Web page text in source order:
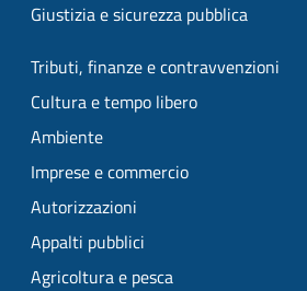
Giustizia e sicurezza pubblica
Tributi, finanze e contravvenzioni
Cultura e tempo libero
Ambiente
Imprese e commercio
Autorizzazioni
Appalti pubblici
Agricoltura e pesca